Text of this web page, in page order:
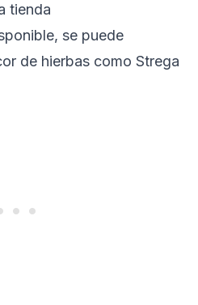
tienda
se puede
de hierbas como Strega